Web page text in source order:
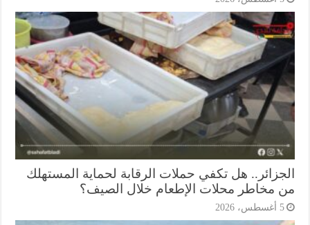
هل تكفي حملات الرقابة لحماية المستهلك
مخاطر محلات الإطعام خلال الصيف؟